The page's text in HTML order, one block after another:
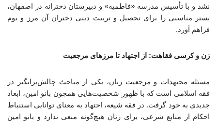
نشد و با تأسیس مدرسه «فاطمیه» و دبیرستان دخترانه در اصفهان،
بستر مناسبی را برای تحصیل و تربیت دینی دختران آن مرز و بوم
فراهم آورد.
زن و کرسی فقاهت: از اجتهاد تا مرزهای مرجعیت
مسئله مجتهدات و مرجعیت زنان، یکی از مباحث چالش‌برانگیز در
فقه اسلامی است که با ظهور شخصیت‌هایی همچون بانو امین، ابعاد
جدیدی به خود گرفت. در فقه شیعه، اجتهاد به معنای توانایی استنباط
احکام از منابع شرعی، برای زنان هیچ‌گونه منعی ندارد و بانو امین